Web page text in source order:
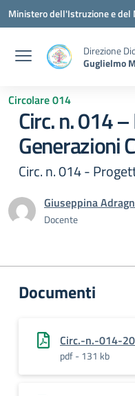
Vai ai contenuti
Vai al menu di navigazione
Vai al footer
Ministero dell'Istruzione e del
Direzione
Guglielmo
Circolare 014
Circ. n. 014
Generazioni
Circ. n. 014 -
Giuseppina
Docente
Documenti
Circ.-n.-014-
pdf - 131 kb